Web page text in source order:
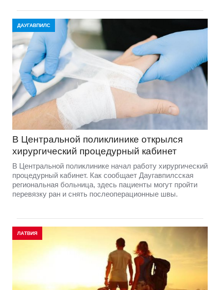
ДАУГАВПИЛС
В Центральной поликлинике открылся
хирургический процедурный кабинет
В Центральной поликлинике начал работу хирургический
процедурный кабинет. Как сообщает Даугавпилсская
региональная больница, здесь пациенты могут пройти
перевязку ран и снять послеоперационные швы.
ЛАТВИЯ